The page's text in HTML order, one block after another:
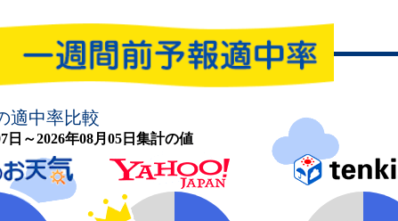
適中率比較
日～2026年08月05日集計の値